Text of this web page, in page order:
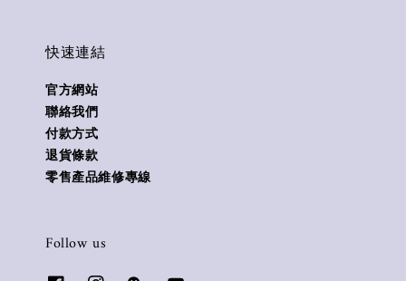
快速連結
官方網站
聯絡我們
付款方式
退貨條款
零售產品維修專線
Follow us